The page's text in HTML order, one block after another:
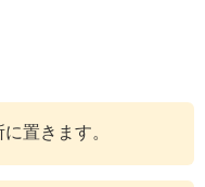
置きます。